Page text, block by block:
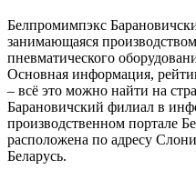
Белпромимпэкс
занимающаяся
пневматического
Основная информация,
– всё это можно найти на
Барановичский филиал в
производственном портале
расположена по адресу
Беларусь.